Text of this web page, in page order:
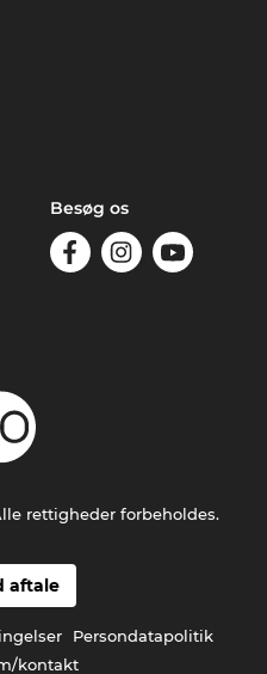
Besøg os
aftale
Persondatapolitik
kontakt
rettigheder forbeholdes.